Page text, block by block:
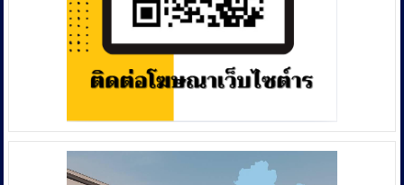
Icon
Group
(19
ต.ค.2567)
มูลค่า
ล้าน
บาท”